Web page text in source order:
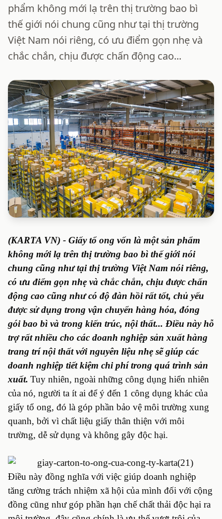
phẩm không mới lạ trên thị trường bao bì
thế giới nói chung cũng như tại thị trường
Việt Nam nói riêng, có ưu điểm gọn nhẹ và
chắc chắn, chịu được chấn động cao...
(KARTA VN) - Giấy tổ ong vốn là một sản phẩm
không mới lạ trên thị trường bao bì thế giới nói
chung cũng như tại thị trường Việt Nam nói riêng,
có ưu điểm gọn nhẹ và chắc chắn, chịu được chấn
động cao cũng như có độ đàn hồi rất tốt, chủ yếu
được sử dụng trong vận chuyển hàng hóa, đóng
gói bao bì và trong kiến trúc, nội thất... Điều này hỗ
trợ rất nhiều cho các doanh nghiệp sản xuất hàng
trang trí nội thất với nguyên liệu nhẹ sẽ giúp các
doanh nghiệp tiết kiệm chi phí trong quá trình sản
xuất. Tuy nhiên, ngoài những công dụng hiển nhiên
của nó, người ta ít ai để ý đến 1 công dụng khác của
giấy tổ ong, đó là góp phần bảo vệ môi trường xung
quanh, bởi vì chất liệu giấy thân thiện với môi
trường, dễ sử dụng và không gây độc hại.
Điều này đồng nghĩa với việc giúp doanh nghiệp
tăng cường trách nhiệm xã hội của mình đối với cộng
đồng cũng như góp phần hạn chế chất thải độc hại ra